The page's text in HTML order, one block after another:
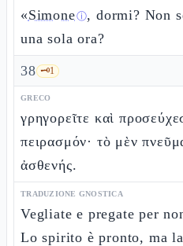
«Simoneⓘ, dormi? Non
una sola ora?
38 🗝️1
GRECO
γρηγορεῖτε καὶ
πειρασμόν· τὸ μὲν
ἀσθενής.
TRADUZIONE GNOSTICA
Vegliate e pregate per
Lo spirito è pronto, ma